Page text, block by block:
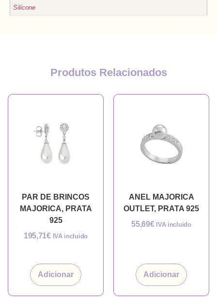
Silicone
Produtos Relacionados
PAR DE BRINCOS
MAJORICA, PRATA
925
195,71€ IVA incluido
Adicionar
ANEL MAJORICA
OUTLET, PRATA 925
55,69€ IVA incluido
Adicionar